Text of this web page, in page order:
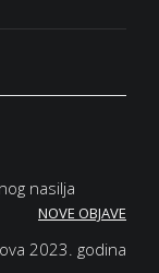
nasilja
NOVE OBJAVE
2023. godina